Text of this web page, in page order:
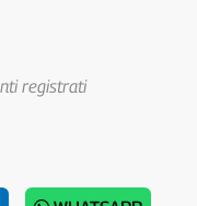
registrati